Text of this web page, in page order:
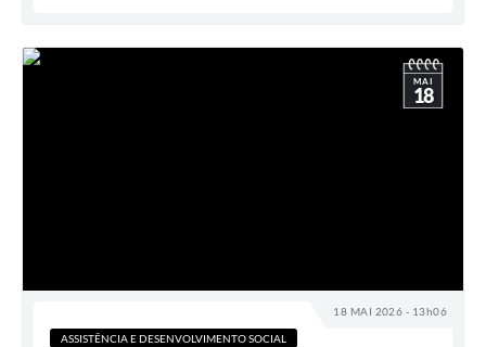
18 MAI 2026 - 13h06
MAI
18
ASSISTÊNCIA E DESENVOLVIMENTO SOCIAL